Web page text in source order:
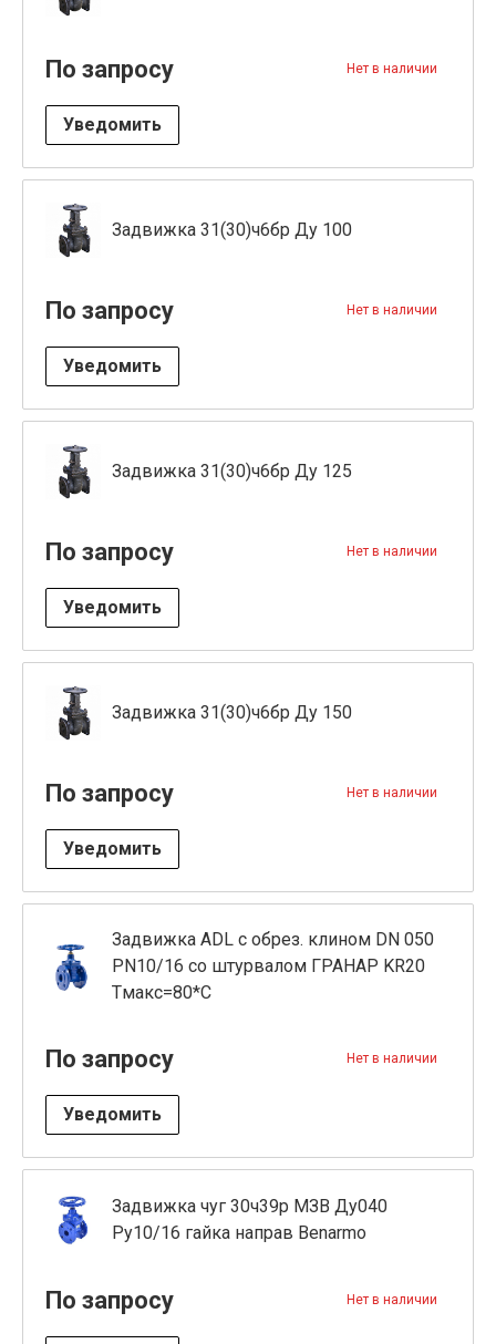
По запросу Нет в наличии
Уведомить
Задвижка 31(30)ч6бр Ду 100
По запросу Нет в наличии
Уведомить
Задвижка 31(30)ч6бр Ду 125
По запросу Нет в наличии
Уведомить
Задвижка 31(30)ч6бр Ду 150
По запросу Нет в наличии
Уведомить
Задвижка ADL с обрез. клином DN 050
PN10/16 со штурвалом ГРАНАР KR20
Tмакс=80*С
По запросу Нет в наличии
Уведомить
Задвижка чуг 30ч39р МЗВ Ду040
Ру10/16 гайка направ Benarmo
По запросу Нет в наличии